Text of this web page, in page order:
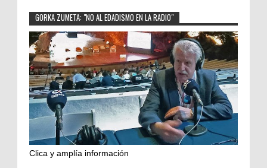
GORKA ZUMETA: "NO AL EDADISMO EN LA RADIO"
Clica y amplía información